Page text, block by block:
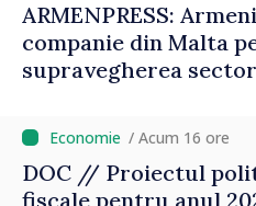
ARMENPRESS:
companie din Malta
supravegherea
/ Acum 16 ore
DOC // Proiectul
fiscale pentru anul